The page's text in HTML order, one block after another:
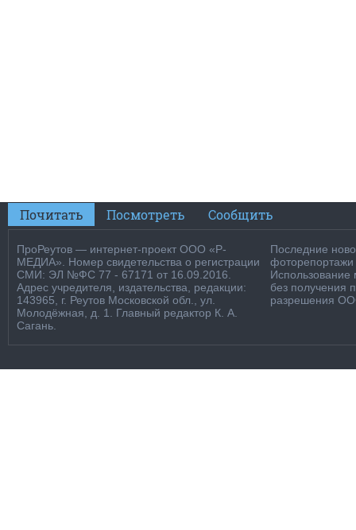
Почитать Посмотреть Сообщить
ПроРеутов — интернет-проект ООО «Р-
МЕДИА». Номер свидетельства о регистрации
СМИ: ЭЛ №ФС 77 - 67171 от 16.09.2016.
Адрес учредителя, издательства, редакции:
143965, г. Реутов Московской обл., ул.
Молодёжная, д. 1. Главный редактор К. А.
Сагань.
Последние
фоторепортажи
Использование
без получения
разрешения